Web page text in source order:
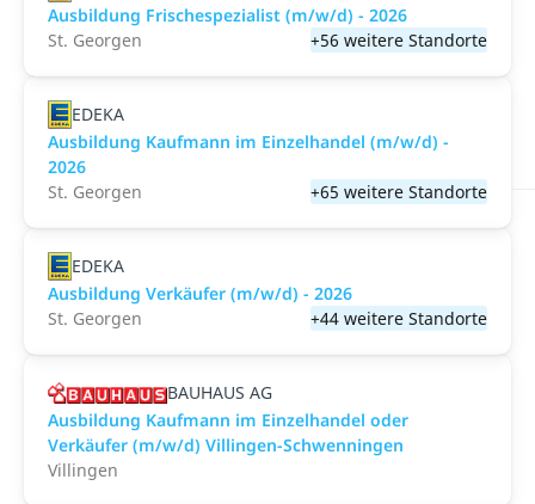
Ausbildung Frischespezialist (m/w/d) - 2026
St. Georgen
+56 weitere Standorte
EDEKA
Ausbildung Kaufmann im Einzelhandel (m/w/d) -
2026
St. Georgen
+65 weitere Standorte
EDEKA
Ausbildung Verkäufer (m/w/d) - 2026
St. Georgen
+44 weitere Standorte
BAUHAUS AG
Ausbildung Kaufmann im Einzelhandel oder
Verkäufer (m/w/d) Villingen-Schwenningen
Villingen